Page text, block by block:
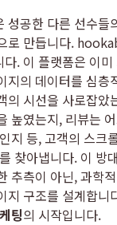
성공한 다른 선수들
로 만듭니다.
. 이 플랫폼은 이
지의 데이터를 심층
의 시선을 사로잡았
높였는지, 리뷰는
지 등, 고객의 스크
찾아냅니다. 이 방
추측이 아닌, 과학
지 구조를 설계합니
팅의 시작입니다.